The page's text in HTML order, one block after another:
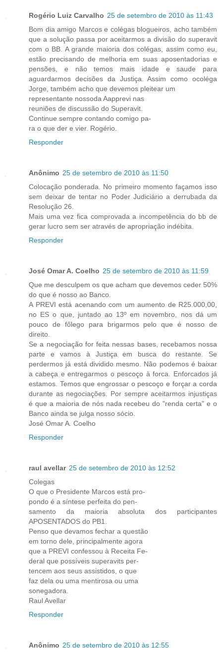
Rogério Luiz Carvalho 25 de setembro de 2010 às 11:43
Bom dia amigo Marcos e colégas blogueiros, acho também
que a solução passa por aceitarmos a divisão do superavit
com o BB. A grande maioria dos colégas, assim como eu,
estão precisando de melhoria em suas aposentadorias e
pensões, e não temos mais idade e saude para
aguardarmos decisões da Justiça. Assim como ocoléga
Jorge, também acho que devemos pleitear um
representante nossoda Aapprevi nas
reuniões de discussão do Superavit.
Continue sempre contando comigo pa-
ra o que der e vier. Rogério.
Responder
Anônimo 25 de setembro de 2010 às 11:50
Colocação ponderada. No primeiro momento façamos isso
sem deixar de tentar no Poder Judiciário a derrubada da
Resolução 26.
Mais uma vez fica comprovada a incompetência do bb de
gerar lucro sem ser através de apropriação indébita.
Responder
José Omar A. Coelho 25 de setembro de 2010 às 11:59
Que me desculpem os que acham que devemos ceder 50%
do que é nosso ao Banco.
A PREVI está acenando com um aumento de R25.000,00,
no ES o que, juntado ao 13º em novembro, nos dá um
pouco de fôlego para brigarmos pelo que é nosso de
direito.
Se a negociação for feita nessas bases, recebamos nossa
parte e vamos à Justiça em busca do restante. Se
perdermos já está dividido mesmo. Não podemos é baixar
a cabeça e entregarmos o pescoço à forca. Enforcados já
estamos. Temos que engrossar o pescoço e forçar a corda
durante as negociações. Por sempre aceitarmos injustiças
é que a maioria de nós nada recebeu do "renda certa" e o
Banco ainda se julga nosso sócio.
José Omar A. Coelho
Responder
raul avellar 25 de setembro de 2010 às 12:52
Colegas
O que o Presidente Marcos está pro-
pondo é a síntese perfeita do pen-
samento da maioria absoluta dos participantes
APOSENTADOS do PB1.
Penso que devamos fechar a questão
em torno dele, principalmente agora
que a PREVI confessou à Receita Fe-
deral que possíveis superavits per-
tencem aos seus assistidos, o que
faz dela ou uma mentirosa ou uma
sonegadora.
Raul Avellar
Responder
Anônimo 25 de setembro de 2010 às 12:55